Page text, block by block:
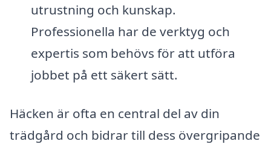
utrustning och kunskap.
Professionella har de verktyg och
expertis som behövs för att utföra
jobbet på ett säkert sätt.
Häcken är ofta en central del av din
trädgård och bidrar till dess övergripande